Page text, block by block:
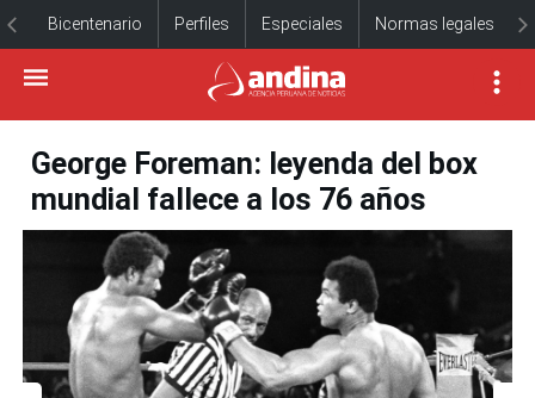
Bicentenario Perfiles Especiales Normas legales
George Foreman: leyenda del box
mundial fallece a los 76 años